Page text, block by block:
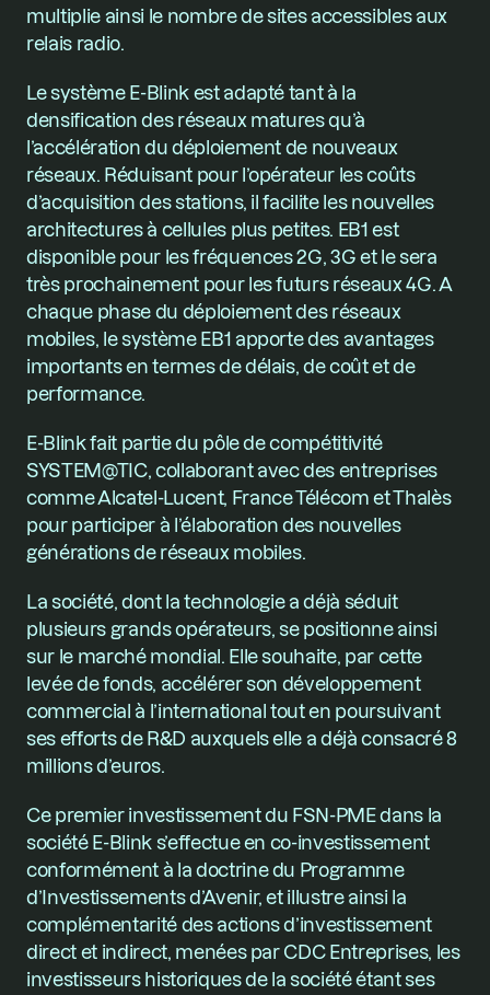
multiplie ainsi le nombre de sites accessibles aux
relais radio.
Le système E-Blink est adapté tant à la
densification des réseaux matures qu’à
l’accélération du déploiement de nouveaux
réseaux. Réduisant pour l’opérateur les coûts
d’acquisition des stations, il facilite les nouvelles
architectures à cellules plus petites. EB1 est
disponible pour les fréquences 2G, 3G et le sera
très prochainement pour les futurs réseaux 4G. A
chaque phase du déploiement des réseaux
mobiles, le système EB1 apporte des avantages
importants en termes de délais, de coût et de
performance.
E-Blink fait partie du pôle de compétitivité
SYSTEM@TIC, collaborant avec des entreprises
comme Alcatel-Lucent, France Télécom et Thalès
pour participer à l’élaboration des nouvelles
générations de réseaux mobiles.
La société, dont la technologie a déjà séduit
plusieurs grands opérateurs, se positionne ainsi
sur le marché mondial. Elle souhaite, par cette
levée de fonds, accélérer son développement
commercial à l’international tout en poursuivant
ses efforts de R&D auxquels elle a déjà consacré 8
millions d’euros.
Ce premier investissement du FSN-PME dans la
société E-Blink s’effectue en co-investissement
conformément à la doctrine du Programme
d’Investissements d’Avenir, et illustre ainsi la
complémentarité des actions d’investissement
direct et indirect, menées par CDC Entreprises, les
investisseurs historiques de la société étant ses